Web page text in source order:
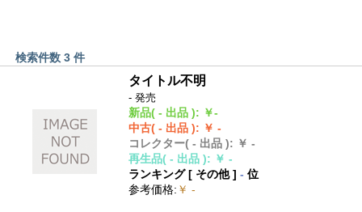
検索件数 3 件
タイトル不明
- 発売
新品( - 出品 ): ￥-
中古( - 出品 ): ￥ -
コレクター( - 出品 ): ￥ -
再生品( - 出品 ): ￥ -
ランキング [ その他]- 位
参考価格: ￥ -